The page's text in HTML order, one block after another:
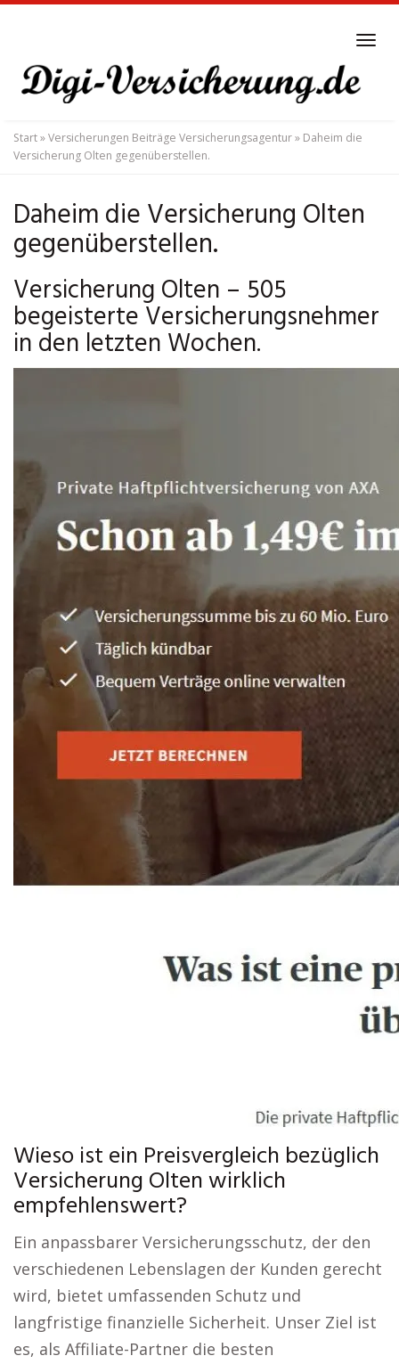
main
content
Start»Versicherungen Beiträge Versicherungsagentur» Daheim die
Versicherung Olten gegenüberstellen.
Daheim die Versicherung Olten
gegenüberstellen.
Versicherung Olten – 505
begeisterte Versicherungsnehmer
in den letzten Wochen.
Wieso ist ein Preisvergleich bezüglich
Versicherung Olten wirklich
empfehlenswert?
Ein anpassbarer Versicherungsschutz, der den
verschiedenen Lebenslagen der Kunden gerecht
wird, bietet umfassenden Schutz und
langfristige finanzielle Sicherheit. Unser Ziel ist
es, als Affiliate-Partner die besten